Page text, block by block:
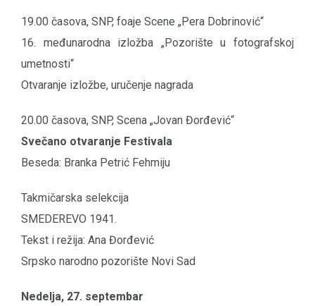
19.00 časova, SNP, foaje Scene „Pera Dobrinović“
16. međunarodna izložba „Pozorište u fotografskoj
umetnosti“
Otvaranje izložbe, uručenje nagrada
20.00 časova, SNP, Scena „Jovan Đorđević“
Svečano otvaranje Festivala
Beseda: Branka Petrić Fehmiju
Takmičarska selekcija
SMEDEREVO 1941.
Tekst i režija: Ana Đorđević
Srpsko narodno pozorište Novi Sad
Nedelja, 27. septembar